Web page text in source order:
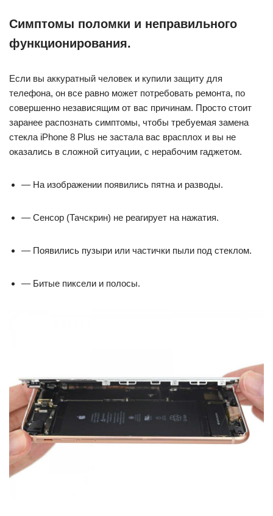
Симптомы поломки и неправильного
функционирования.
Если вы аккуратный человек и купили защиту для
телефона, он все равно может потребовать ремонта, по
совершенно независящим от вас причинам. Просто стоит
заранее распознать симптомы, чтобы требуемая замена
стекла iPhone 8 Plus не застала вас врасплох и вы не
оказались в сложной ситуации, с нерабочим гаджетом.
— На изображении появились пятна и разводы.
— Сенсор (Тачскрин) не реагирует на нажатия.
— Появились пузыри или частички пыли под стеклом.
— Битые пиксели и полосы.